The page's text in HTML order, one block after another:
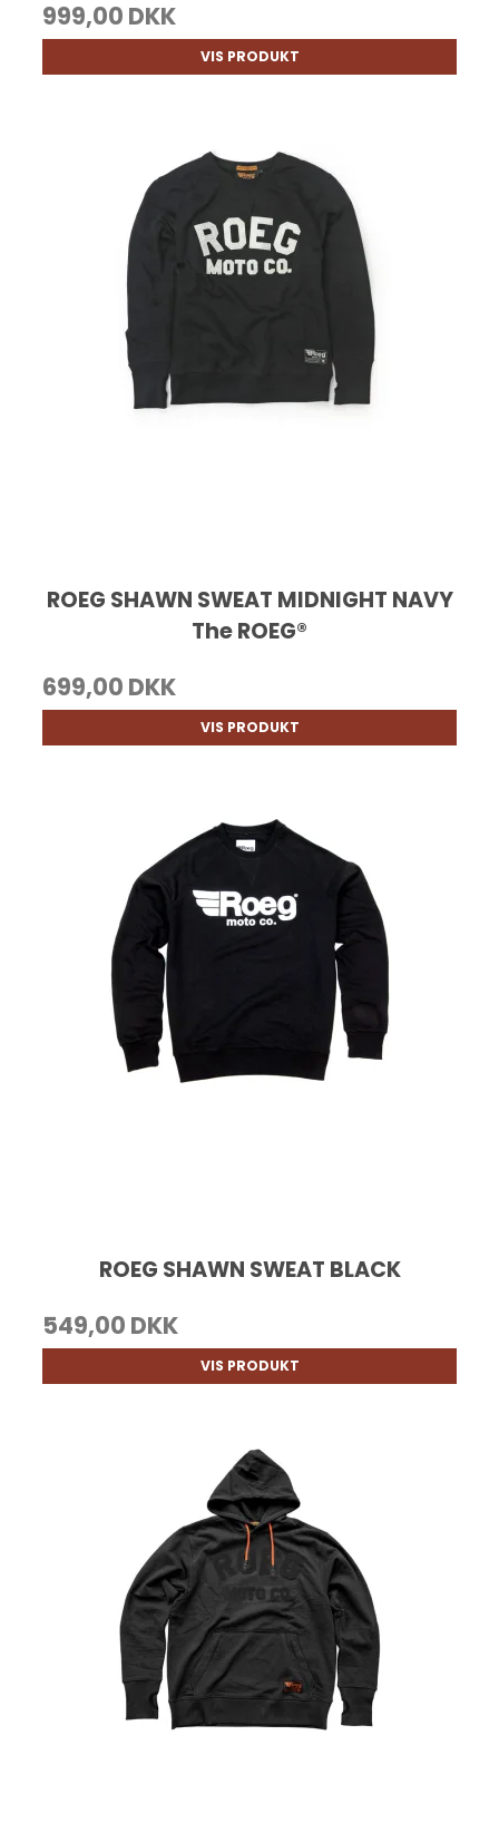
999,00 DKK
VIS PRODUKT
ROEG SHAWN SWEAT MIDNIGHT NAVY
The ROEG®
699,00 DKK
VIS PRODUKT
ROEG SHAWN SWEAT BLACK
549,00 DKK
VIS PRODUKT